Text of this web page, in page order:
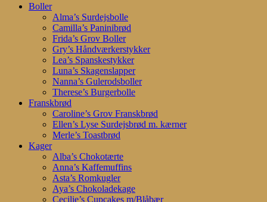
search
account
Menu
Boller
Alma’s Surdejsbolle
Camilla’s Paninibrød
Frida’s Grov Boller
Gry’s Håndværkerstykker
Lea’s Spanskestykker
Luna’s Skagenslapper
Nanna’s Gulerodsboller
Therese’s Burgerbolle
Franskbrød
Caroline’s Grov Franskbrød
Ellen’s Lyse Surdejsbrød m. kærner
Merle’s Toastbrød
Kager
Alba’s Chokotærte
Anna’s Kaffemuffins
Asta’s Romkugler
Aya’s Chokoladekage
Cecilie’s Cupcakes m/Blåbær